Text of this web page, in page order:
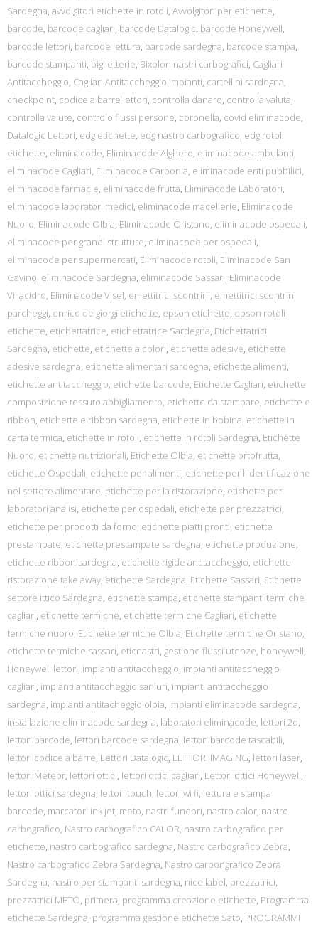
Sardegna, avvolgitori etichette in rotoli, Avvolgitori per etichette,
barcode, barcode cagliari, barcode Datalogic, barcode Honeywell,
barcode lettori, barcode lettura, barcode sardegna, barcode stampa,
barcode stampanti, biglietterie, Bixolon nastri carbografici, Cagliari
Antitaccheggio, Cagliari Antitaccheggio Impianti, cartellini sardegna,
checkpoint, codice a barre lettori, controlla danaro, controlla valuta,
controlla valute, controlo flussi persone, coronella, covid eliminacode,
Datalogic Lettori, edg etichette, edg nastro carbografico, edg rotoli
etichette, eliminacode, Eliminacode Alghero, eliminacode ambulanti,
eliminacode Cagliari, Eliminacode Carbonia, eliminacode enti pubbilici,
eliminacode farmacie, eliminacode frutta, Eliminacode Laboratori,
eliminacode laboratori medici, eliminacode macellerie, Eliminacode
Nuoro, Eliminacode Olbia, Eliminacode Oristano, eliminacode ospedali,
eliminacode per grandi strutture, eliminacode per ospedali,
eliminacode per supermercati, Eliminacode rotoli, Eliminacode San
Gavino, eliminacode Sardegna, eliminacode Sassari, Eliminacode
Villacidro, Eliminacode Visel, emettitrici scontrini, emettitrici scontrini
parcheggi, enrico de giorgi etichette, epson etichette, epson rotoli
etichette, etichettatrice, etichettatrice Sardegna, Etichettatrici
Sardegna, etichette, etichette a colori, etichette adesive, etichette
adesive sardegna, etichette alimentari sardegna, etichette alimenti,
etichette antitaccheggio, etichette barcode, Etichette Cagliari, etichette
composizione tessuto abbigliamento, etichette da stampare, etichette e
ribbon, etichette e ribbon sardegna, etichette in bobina, etichette in
carta termica, etichette in rotoli, etichette in rotoli Sardegna, Etichette
Nuoro, etichette nutrizionali, Etichette Olbia, etichette ortofrutta,
etichette Ospedali, etichette per alimenti, etichette per l'identificazione
nel settore alimentare, etichette per la ristorazione, etichette per
laboratori analisi, etichette per ospedali, etichette per prezzatrici,
etichette per prodotti da forno, etichette piatti pronti, etichette
prestampate, etichette prestampate sardegna, etichette produzione,
etichette ribbon sardegna, etichette rigide antitaccheggio, etichette
ristorazione take away, etichette Sardegna, Etichette Sassari, Etichette
settore ittico Sardegna, etichette stampa, etichette stampanti termiche
cagliari, etichette termiche, etichette termiche Cagliari, etichette
termiche nuoro, Etichette termiche Olbia, Etichette termiche Oristano,
etichette termiche sassari, eticnastri, gestione flussi utenze, honeywell,
Honeywell lettori, impianti antitaccheggio, impianti antitaccheggio
cagliari, impianti antitaccheggio sanluri, impianti antitaccheggio
sardegna, impianti antitacheggio olbia, impianti eliminacode sardegna,
installazione eliminacode sardegna, laboratori eliminacode, lettori 2d,
lettori barcode, lettori barcode sardegna, lettori barcode tascabili,
lettori codice a barre, Lettori Datalogic, LETTORI IMAGING, lettori laser,
lettori Meteor, lettori ottici, lettori ottici cagliari, Lettori ottici Honeywell,
lettori ottici sardegna, lettori touch, lettori wi fi, lettura e stampa
barcode, marcatori ink jet, meto, nastri funebri, nastro calor, nastro
carbografico, Nastro carbografico CALOR, nastro carbografico per
etichette, nastro carbografico sardegna, Nastro carbografico Zebra,
Nastro carbografico Zebra Sardegna, Nastro carbongrafico Zebra
Sardegna, nastro per stampanti sardegna, nice label, prezzatrici,
prezzatrici METO, primera, programma creazione etichette, Programma
etichette Sardegna, programma gestione etichette Sato, PROGRAMMI